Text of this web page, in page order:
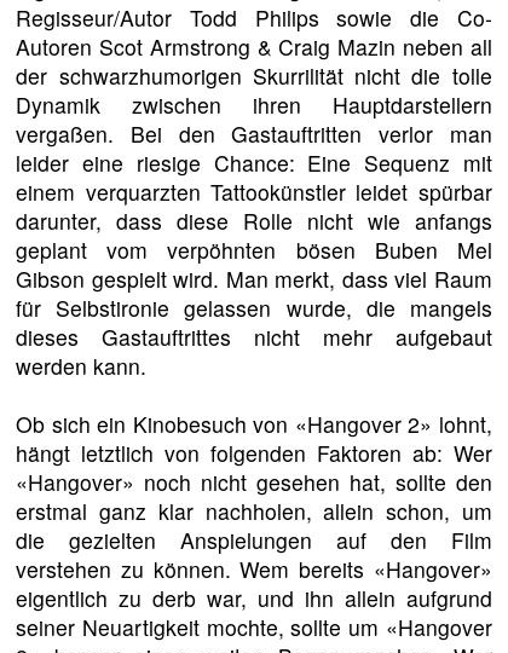
Regisseur/Autor Todd Philips sowie die Co-
Autoren Scot Armstrong & Craig Mazin neben all
der schwarzhumorigen Skurrilität nicht die tolle
Dynamik zwischen ihren Hauptdarstellern
vergaßen. Bei den Gastauftritten verlor man
leider eine riesige Chance: Eine Sequenz mit
einem verquarzten Tattookünstler leidet spürbar
darunter, dass diese Rolle nicht wie anfangs
geplant vom verpöhnten bösen Buben Mel
Gibson gespielt wird. Man merkt, dass viel Raum
für Selbstironie gelassen wurde, die mangels
dieses Gastauftrittes nicht mehr aufgebaut
werden kann.
Ob sich ein Kinobesuch von «Hangover 2» lohnt,
hängt letztlich von folgenden Faktoren ab: Wer
«Hangover» noch nicht gesehen hat, sollte den
erstmal ganz klar nachholen, allein schon, um
die gezielten Anspielungen auf den Film
verstehen zu können. Wem bereits «Hangover»
eigentlich zu derb war, und ihn allein aufgrund
seiner Neuartigkeit mochte, sollte um «Hangover